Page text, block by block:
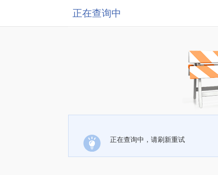
正在查询中
正在查询中，请刷新重试